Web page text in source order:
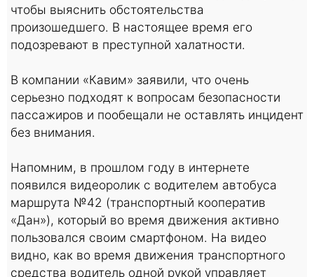
чтобы выяснить обстоятельства
произошедшего. В настоящее время его
подозревают в преступной халатности.
В компании «Кавим» заявили, что очень
серьезно подходят к вопросам безопасности
пассажиров и пообещали не оставлять инцидент
без внимания.
Напомним, в прошлом году в интернете
появился видеоролик с водителем автобуса
маршрута №42 (транспортный кооператив
«Дан»), который во время движения активно
пользовался своим смартфоном. На видео
видно, как во время движения транспортного
средства водитель одной рукой управляет